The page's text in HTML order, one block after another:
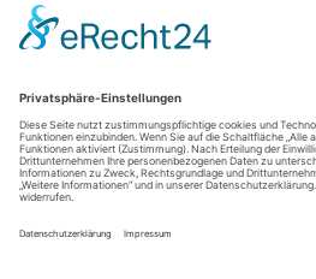
Tastaturnavigation
Titel hervorheben Inhalt hervorheben
Einstellungen zurücksetzen